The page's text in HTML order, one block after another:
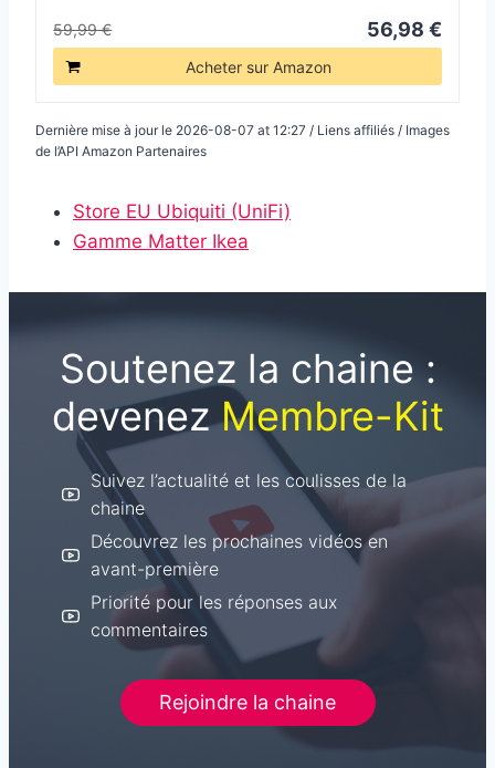
59,99 € 56,98 €
Acheter sur Amazon
Dernière mise à jour le 2026-08-07 at 12:27 / Liens affiliés / Images
de l’API Amazon Partenaires
Store EU Ubiquiti (UniFi)
Gamme Matter Ikea
Soutenez la chaine :
devenezMembre-Kit
Suivez l’actualité et les coulisses de la
chaine
Découvrez les prochaines vidéos en
avant-première
Priorité pour les réponses aux
commentaires
Rejoindre la chaine